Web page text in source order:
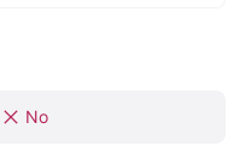
No